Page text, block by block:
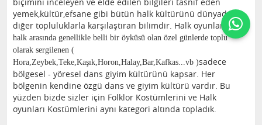
yemek,kültür,efsane gibi bütün halk kültürünü dünyadaki
diğer topluluklarla karşılaştıran bilimdir. Halk oyunları ise;
halk arasında genellikle belli bir öyküsü olan özel günlerde toplu
olarak sergilenen (
Hora,Zeybek,Teke,Kaşık,Horon,Halay,Bar,Kafkas...vb )sadece
bölgesel - yöresel dans giyim kültürünü kapsar. Her
bölgenin kendine özgü dans ve giyim kültürü vardır. Bu
yüzden bizde sizler için Folklor Kostümlerini ve Halk
oyunları Kostümlerini aynı kategori altında topladık.